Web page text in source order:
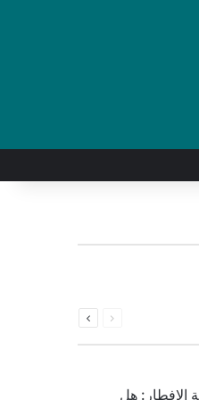
الصفحةالصفحة
الإفطار: هل